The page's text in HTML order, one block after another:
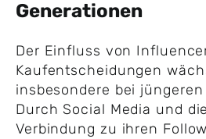
Generationen
Der Einfluss von
Kaufentscheidungen
insbesondere bei
Durch Social Media und
Verbindung zu ihren